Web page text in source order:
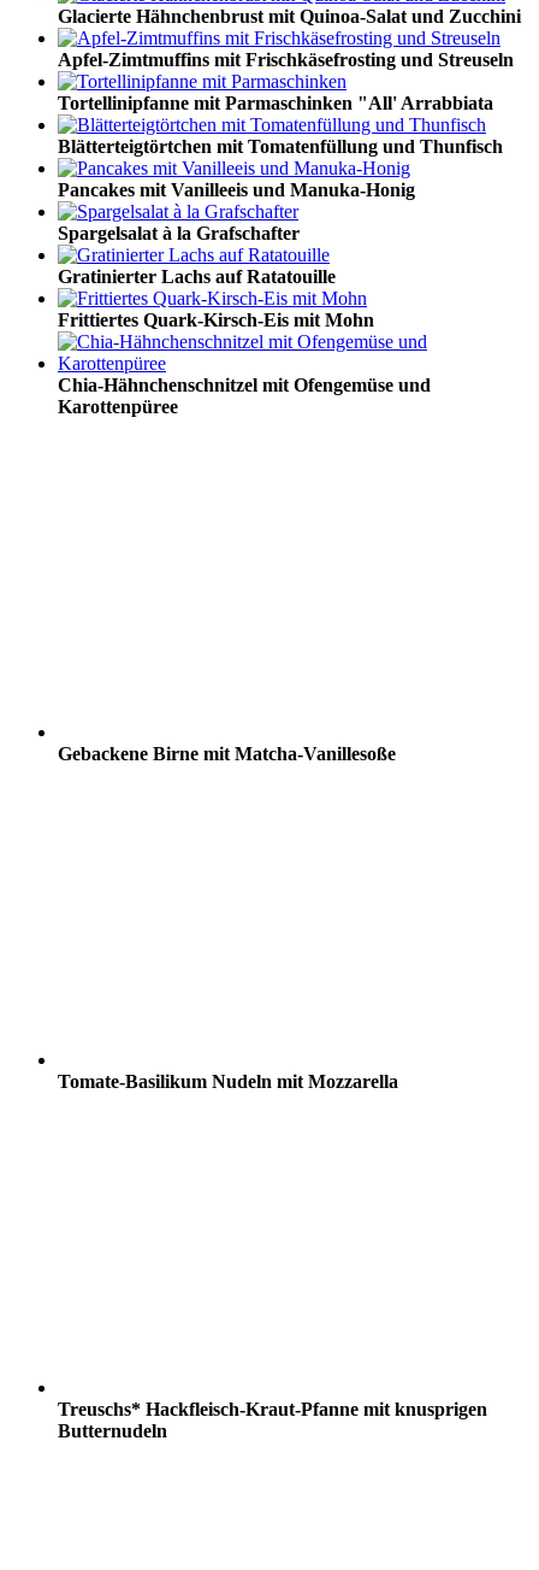
Glacierte Hähnchenbrust mit Quinoa-Salat und Zucchini
Apfel-Zimtmuffins mit Frischkäsefrosting und Streuseln
Tortellinipfanne mit Parmaschinken "All' Arrabbiata
Blätterteigtörtchen mit Tomatenfüllung und Thunfisch
Pancakes mit Vanilleeis und Manuka-Honig
Spargelsalat à la Grafschafter
Gratinierter Lachs auf Ratatouille
Frittiertes Quark-Kirsch-Eis mit Mohn
Chia-Hähnchenschnitzel mit Ofengemüse und
Karottenpüree
Gebackene Birne mit Matcha-Vanillesoße
Tomate-Basilikum Nudeln mit Mozzarella
Treuschs* Hackfleisch-Kraut-Pfanne mit knusprigen
Butternudeln